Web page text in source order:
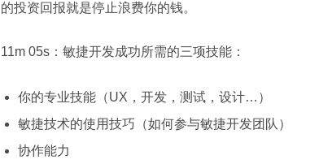
的投资回报就是停止浪费你的钱。
11m 05s：敏捷开发成功所需的三项技能：
你的专业技能（UX，开发，测试，设计…）
敏捷技术的使用技巧（如何参与敏捷开发团队）
协作能力